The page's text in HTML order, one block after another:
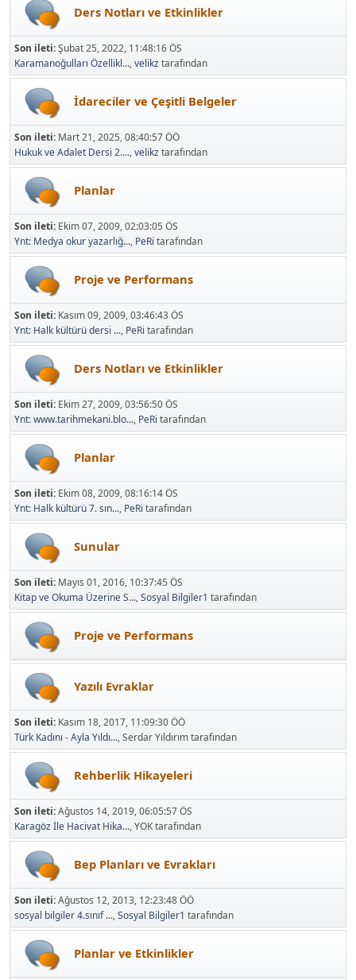
Ders Notları ve Etkinlikler
Son ileti:Şubat 25, 2022, 11:48:16 ÖS
Karamanoğulları Özellikl...,velikztarafından
İdareciler ve Çeşitli Belgeler
Son ileti: Mart 21, 2025, 08:40:57 ÖÖ
Hukuk ve Adalet Dersi 2....,velikztarafından
Planlar
Son ileti: Ekim 07, 2009, 02:03:05 ÖS
Ynt: Medya okur yazarlığ..., PeRi tarafından
Proje ve Performans
Son ileti: Kasım 09, 2009, 03:46:43 ÖS
Ynt: Halk kültürü dersi ..., PeRi tarafından
Ders Notları ve Etkinlikler
Son ileti: Ekim 27, 2009, 03:56:50 ÖS
Ynt: www.tarihmekani.blo..., PeRi tarafından
Planlar
Son ileti: Ekim 08, 2009, 08:16:14 ÖS
Ynt: Halk kültürü 7. sın..., PeRi tarafından
Sunular
Son ileti: Mayıs 01, 2016, 10:37:45 ÖS
Kitap ve Okuma Üzerine S...,Sosyal Bilgiler1 tarafından
Proje ve Performans
Yazılı Evraklar
Son ileti: Kasım 18, 2017, 11:09:30 ÖÖ
Türk Kadını - Ayla Yıldı..., Serdar Yıldırım tarafından
Rehberlik Hikayeleri
Son ileti:Ağustos 14, 2019, 06:05:57 ÖS
Karagöz İle Hacivat Hika..., YOK tarafından
Bep Planları ve Evrakları
Son ileti:Ağustos 12, 2013, 12:23:48 ÖÖ
sosyal bilgiler 4.sınıf ...,Sosyal Bilgiler1 tarafından
Planlar ve Etkinlikler